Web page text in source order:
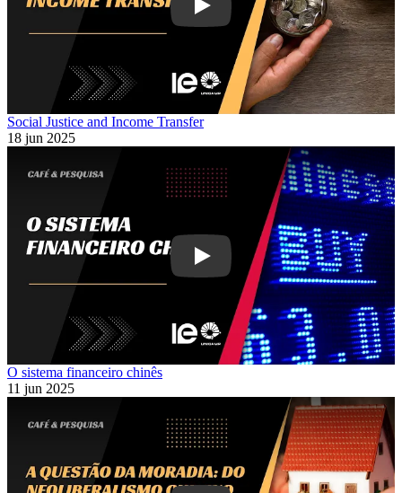
Play
Social Justice and Income Transfer
18 jun 2025
Play
O sistema financeiro chinês
11 jun 2025